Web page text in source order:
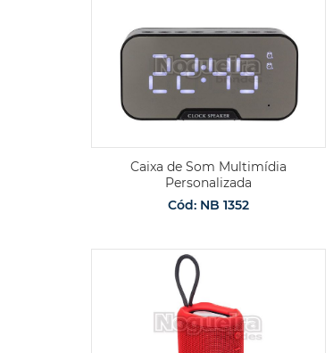
Caixa de Som Multimídia
Personalizada
Cód: NB 1352